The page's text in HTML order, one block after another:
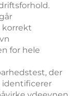
korrekt
for hele
der
identificerer